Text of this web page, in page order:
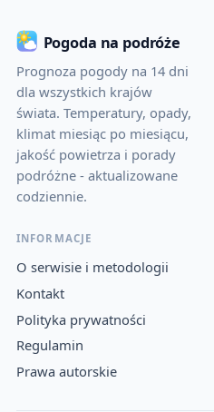
Pogoda na podróże
Prognoza pogody na 14 dni
dla wszystkich krajów
świata. Temperatury, opady,
klimat miesiąc po miesiącu,
jakość powietrza i porady
podróżne - aktualizowane
codziennie.
INFORMACJE
O serwisie i metodologii
Kontakt
Polityka prywatności
Regulamin
Prawa autorskie